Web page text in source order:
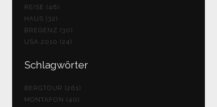
REISE (48)
HAUS (32)
BREGENZ (30)
USA 2010 (24)
Schlagwörter
BERGTOUR (261)
MONTAFON (40)